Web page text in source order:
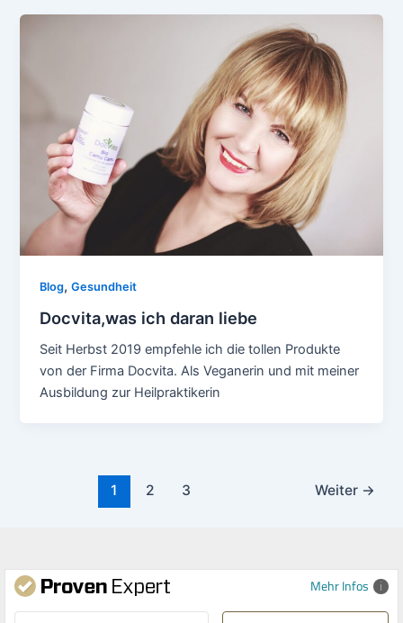
Blog,Gesundheit
Docvita,was ich daran liebe
Seit Herbst 2019 empfehle ich die tollen Produkte
von der Firma Docvita. Als Veganerin und mit meiner
Ausbildung zur Heilpraktikerin
1 2 3 Weiter →
Mehr Infos